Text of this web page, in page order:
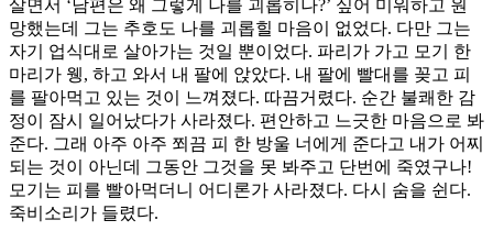
살면서 ‘남편은 왜 그렇게 나를 괴롭히나?’ 싶어 미워하고 원
망했는데 그는 추호도 나를 괴롭힐 마음이 없었다. 다만 그는
자기 업식대로 살아가는 것일 뿐이었다. 파리가 가고 모기 한
마리가 웽, 하고 와서 내 팔에 앉았다. 내 팔에 빨대를 꽂고 피
를 팔아먹고 있는 것이 느껴졌다. 따끔거렸다. 순간 불쾌한 감
정이 잠시 일어났다가 사라졌다. 편안하고 느긋한 마음으로 봐
준다. 그래 아주 아주 쬐끔 피 한 방울 너에게 준다고 내가 어찌
되는 것이 아닌데 그동안 그것을 못 봐주고 단번에 죽였구나!
모기는 피를 빨아먹더니 어디론가 사라졌다. 다시 숨을 쉰다.
죽비소리가 들렸다.